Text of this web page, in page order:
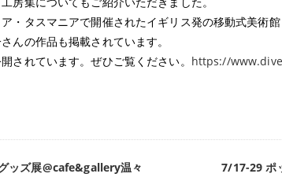
・タスマニアで開催されたイギリス発の移動式美術
んの作品も掲載されています。
されています。ぜひご覧ください。 https://
ッズ展@cafe&gallery温々 7/17-29 ポ